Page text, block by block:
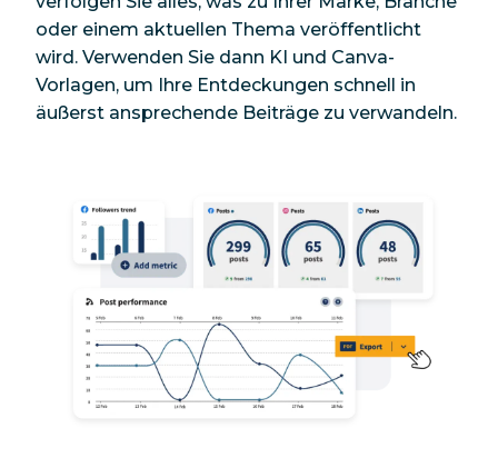
oder einem aktuellen Thema veröffentlicht
wird. Verwenden Sie dann KI und Canva-
Vorlagen, um Ihre Entdeckungen schnell in
äußerst ansprechende Beiträge zu verwandeln.